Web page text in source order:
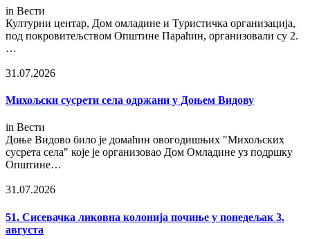
in Вести
Културни центар, Дом омладине и Туристичка организација,
под покровитељством Општине Параћин, организовали су 2.
…
31.07.2026
Михољски сусрети села одржани у Доњем Видову
in Вести
Доње Видово било је домаћин овогодишњих "Михољских
сусрета села" које је организовао Дом Омладине уз подршку
Општине…
31.07.2026
51. Сисевачка ликовна колонија почиње у понедељак 3.
августа